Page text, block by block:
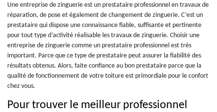
Une entreprise de zinguerie est un prestataire professionnel en travaux de
réparation, de pose et également de changement de zinguerie. C’est un
prestataire qui dispose une connaissance fiable, suffisante et pertinente
pour tout type d’activité réalisable les travaux de zinguerie. Choisir une
entreprise de zinguerie comme un prestataire professionnel est très
important. Parce que ce type de prestataire peut assurer la fiabilité des
résultats obtenus. Alors, faite confiance au bon prestataire parce que la
qualité de fonctionnement de votre toiture est primordiale pour le confort
chez vous.
Pour trouver le meilleur professionnel